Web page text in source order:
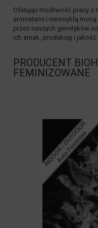
Oferując możliwość pracy z
aromatami i niezwykłą
przez naszych genetyków
ich smak, produkcję i jakość.
PRODUCENT
FEMINIZOWANE